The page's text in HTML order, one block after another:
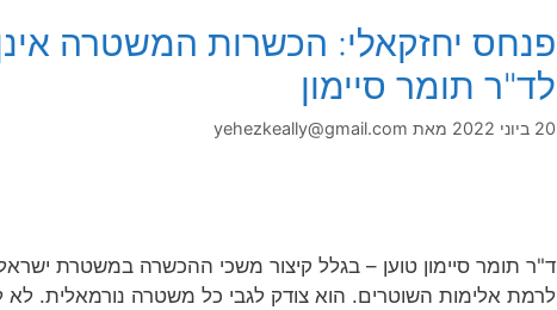
פנחס יחזקאלי: הכשרות המשטרה
לד"ר תומר סיימון
20 ביוני 2022 מאת yehezkeally@gmail.com
ד"ר תומר סיימון טוען – בגלל קיצור משכי ההכשרה במשטרת
לרמת אלימות השוטרים. הוא צודק לגבי כל משטרה נורמאלית.